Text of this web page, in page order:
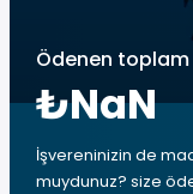
Ödenen toplam
₺NaN
İşvereninizin de
muydunuz? size